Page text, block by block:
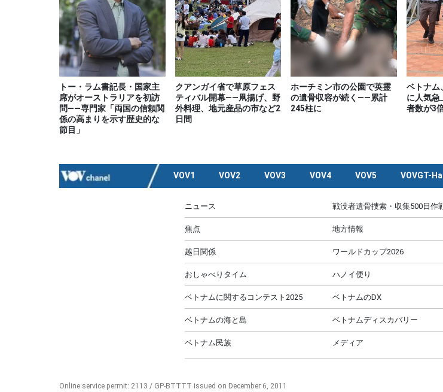
トー・ラム書記長・国家主
席がオーストラリアを初訪
問――専門家「両国の信頼関
係の高まりを示す歴史的な
節目」
クアンガイ省で草原フェス
ティバル開幕――凧揚げ、野
外料理、地元産品の市など2
日間
ホーチミン市の公園で英霊
の遺骨収容が続く――累計
245柱に
ベトナム
に人気
者数が3
VOV1 VOV2 VOV3 VOV4 VOV5 VOVGT-
ニュース 戦没者遺骨捜索・収集500日作
焦点 地方情報
越日関係 ワールドカップ2026
おしゃべりタイム ハノイ便り
ベトナムに関するコンテスト2025 ベトナムのDX
ベトナムの海と島 ベトナムディスカバリー
ベトナム民族 メディア
Online service permit: 2113 / GP-BTTTT issued on December 6, 2011